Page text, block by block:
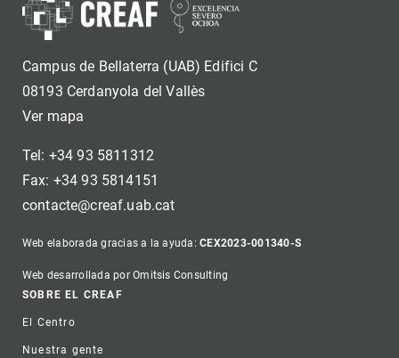
Campus de Bellaterra (UAB) Edifici C
08193 Cerdanyola del Vallès
Ver mapa
Tel: +34 93 5811312
Fax: +34 93 5814151
contacte@creaf.uab.cat
Web elaborada gracias a la ayuda:CEX2023-001340-S
Web desarrollada por Omitsis Consulting
Footer
SOBRE EL CREAF
El Centro
Nuestra gente